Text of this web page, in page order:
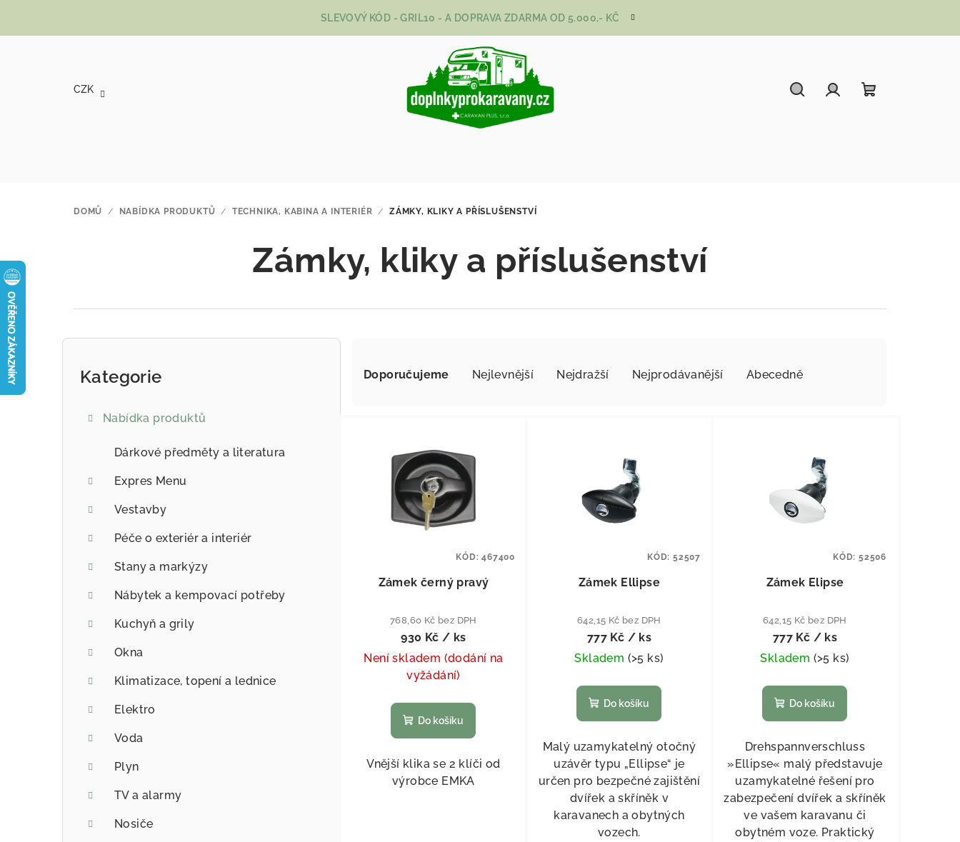
SLEVOVÝ KÓD - GRIL10 - A DOPRAVA ZDARMA OD 5.000,- KČ
CZK
DOMŮ / NABÍDKA PRODUKTŮ / TECHNIKA, KABINA A INTERIÉR / ZÁMKY, KLIKY A PŘÍSLUŠENSTVÍ
Zámky, kliky a příslušenství
Postranní panel
Přeskočit kategorie
Kategorie
Nabídka produktů
Dárkové předměty a literatura
Expres Menu
Vestavby
Péče o exteriér a interiér
Stany a markýzy
Nábytek a kempovací potřeby
Kuchyň a grily
Okna
Klimatizace, topení a lednice
Elektro
Voda
Plyn
TV a alarmy
Nosiče
Doporučujeme Nejlevnější Nejdražší Nejprodávanější Abecedně
Zámek černý pravý
768,60 Kč bez DPH
930 Kč/ ks
Není skladem (dodání na
vyžádání)
Do košíku
Vnější klika se 2 klíči od
výrobce EMKA
KÓD:467400
Zámek Ellipse
642,15 Kč bez DPH
777 Kč / ks
Skladem (>5 ks)
Do košíku
Malý uzamykatelný otočný
uzávěr typu „Ellipse“ je
určen pro bezpečné zajištění
dvířek a skříněk v
karavanech a obytných
vozech.
KÓD: 52507
Zámek Elipse
642,15 Kč bez DPH
777 Kč / ks
Skladem (>5 ks)
Do košíku
Drehspannverschluss
»Ellipse« malý představuje
uzamykatelné řešení pro
zabezpečení dvířek a skříněk
ve vašem karavanu či
obytném voze. Praktický
KÓD: 52506